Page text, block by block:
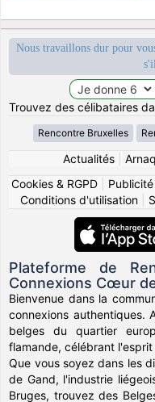
Nous travaillons dur pour
Trouvez des célibataires
Rencontre Bruxelles
Actualités|
Cookies & RGPD
Publicité
Conditions d'utilisation|
Plateforme de
Connexions Cœur
Bienvenue dans la
connexions authentiques.
belges du quartier
flamande, célébrant
Que vous soyez dans les
de Gand, l'industrie
Bruges, trouvez des